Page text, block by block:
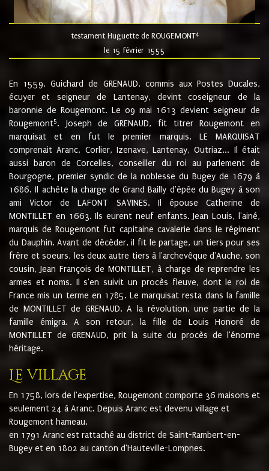
testament Huguette de ROUGEMONT4
le 15 février 1555
En 1559, Guichard de GRENAUD, commis aux Postes Ducales,
écuyer et seigneur de Lantenay, devint coseigneur de la
baronnie de Rougemont. Le 09 mai 1613 devient seigneur de
Rougemont5. Joseph de GRENAUD, fit titrer Rougemont en
marquisat et en fut le premier marquis. LE MARQUISAT
comprenait Aranc, Corlier, Izenave, Lantenay, Outriaz... Il était
aussi baron de Corcelles, conseiller du roi au parlement de
Bourgogne, premier syndic de la noblesse du Bugey de 1679 à
1686. Il achète la charge de Grand Bailly d'épée du Bugey à son
ami Victor de LAFONT SAVINES. Il épouse Catherine de
MONTILLET en 1663. Ils eurent neuf enfants. Jean Louis, l'ainé,
marquis de Rougemont fut capitaine cavalerie dans le régiment
du Dauphin. Avant de décéder, il fit le partage, un tiers pour ses
frère et soeurs, les deux autre tiers à l'archevêque d'Auche, son
cousin, Jean François de MONTILLET, à charge de reprendre les
armes et noms. Il s'en suivit un procès fleuve, dont le roi de
France mis un terme en 1785. Le marquisat resta dans la famille
de MONTILLET de GRENAUD. A la révolution, une partie de la
famille émigra. A son retour, la fille de Louis Honoré de
MONTILLET de GRENAUD, prit la suite du procès de l'énorme
héritage.
Le village
En 1758, lors de l'expertise, Rougemont comporte 36 maisons et
seulement 24 à Aranc. Depuis Aranc est devenu village et
Rougemont hameau.
en 1791 Aranc est rattaché au district de Saint-Rambert-en-
Bugey et en 1802 au canton d'Hauteville-Lompnes.